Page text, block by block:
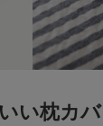
い枕カ